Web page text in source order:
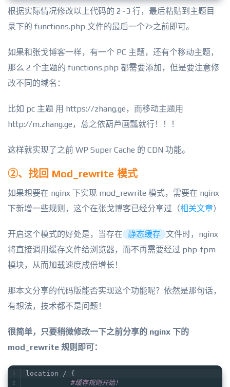
根据实际情况修改以上代码的 2~3 行，最后粘贴到主题目
录下的 functions.php 文件的最后一个?>之前即可。
如果和张戈博客一样，有一个 PC 主题，还有个移动主题，
那么 2 个主题的 functions.php 都需要添加，但是要注意修
改不同的域名：
比如 pc 主题 用 https://zhang.ge，而移动主题用
http://m.zhang.ge，总之依葫芦画瓢就行！！！
这样就实现了之前 WP Super Cache 的 CDN 功能。
②、找回 Mod_rewrite 模式
如果想要在 nginx 下实现 mod_rewrite 模式，需要在 nginx
下新增一些规则，这个在张戈博客已经分享过（相关文章）
开启这个模式的好处是，当存在 静态缓存 文件时，nginx
将直接调用缓存文件给浏览器，而不再需要经过 php-fpm
模块，从而加载速度成倍增长！
那本文分享的代码版能否实现这个功能呢？依然是那句话，
有想法，技术都不是问题！
很简单，只要稍微修改一下之前分享的 nginx 下的
mod_rewrite 规则即可：
location / {
#缓存规则开始！